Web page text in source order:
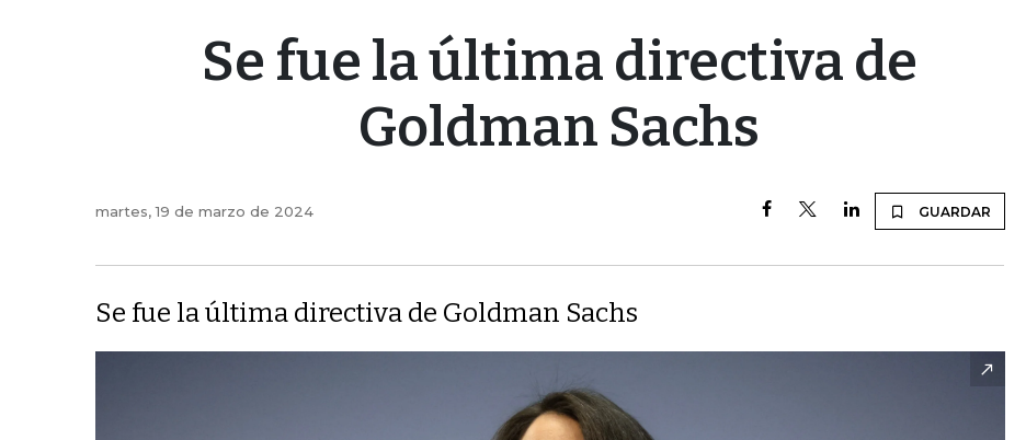
Se fue la última directiva de
Goldman Sachs
martes, 19 de marzo de 2024 GUARDAR
Se fue la última directiva de Goldman Sachs